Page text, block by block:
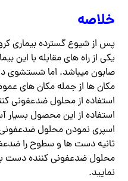
خلاصه
پس از شیوع گسترده بیماری
یکی از راه های مقابله با
صابون میباشد. اما شستشوی
مکان ها از جمله مکان‌ های
استفاده از محلول ضدعفونی
استفاده از این محصول بسیار
ثانیه دست ها و سطوح را
محلول ضدعفونی کننده دست
نمایید.